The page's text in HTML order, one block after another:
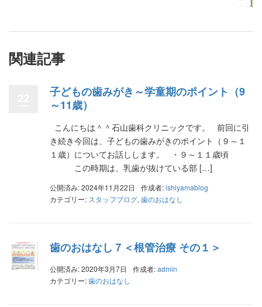
関連記事
子どもの歯みがき～学童期のポイント（9
～11歳）
こんにちは＾＾石山歯科クリニックです。 前回に引
き続き今回は、子どもの歯みがきのポイント（９～１
１歳）についてお話しします。 ・９～１１歳頃
この時期は、乳歯が抜けている部 […]
公開済み: 2024年11月22日 作成者:ishiyamablog
カテゴリー: スタッフブログ, 歯のおはなし
歯のおはなし７＜根管治療 その１＞
公開済み: 2020年3月7日 作成者:admin
カテゴリー:歯のおはなし